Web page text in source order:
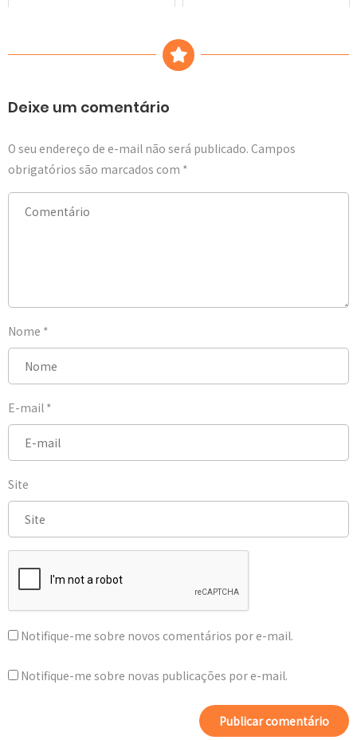
Deixe um comentário
O seu endereço de e-mail não será publicado. Campos
obrigatórios são marcados com *
Nome *
E-mail *
Site
Notifique-me sobre novos comentários por e-mail.
Notifique-me sobre novas publicações por e-mail.